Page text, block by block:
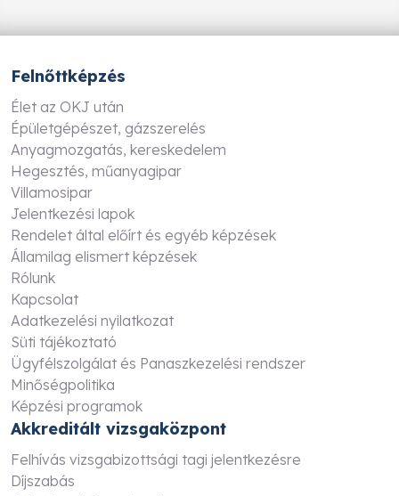
Felnőttképzés
Élet az OKJ után
Épületgépészet, gázszerelés
Anyagmozgatás, kereskedelem
Hegesztés, műanyagipar
Villamosipar
Jelentkezési lapok
Rendelet által előírt és egyéb képzések
Államilag elismert képzések
Rólunk
Kapcsolat
Adatkezelési nyilatkozat
Süti tájékoztató
Ügyfélszolgálat és Panaszkezelési rendszer
Minőségpolitika
Képzési programok
Akkreditált vizsgaközpont
Felhívás vizsgabizottsági tagi jelentkezésre
Díjszabás